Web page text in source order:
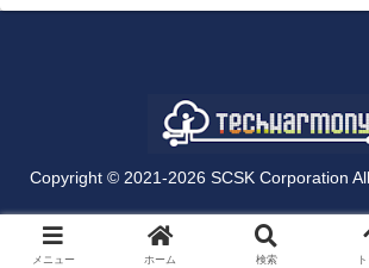
Copyright © 2021-2026 SCSK Corporation
メニュー ホーム 検索